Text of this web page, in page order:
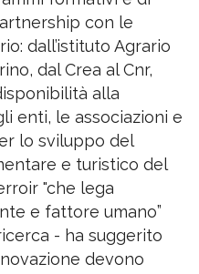
con le
dall’istituto Agrario
dal Crea al Cnr,
alla
enti, le associazioni e
lo sviluppo del
e turistico del
"che lega
e fattore umano”
- ha suggerito
devono